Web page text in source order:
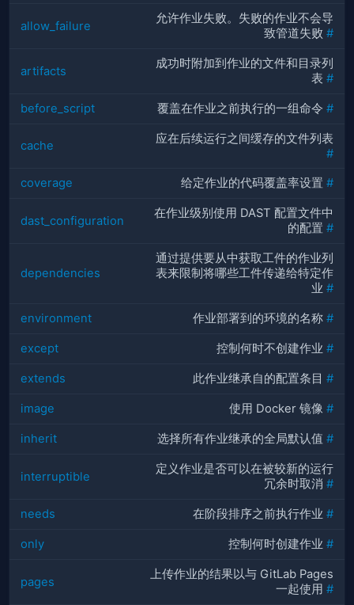
allow_failure
允许作业失败。失败的作业不会导
致管道失败 #
artifacts
成功时附加到作业的文件和目录列
表 #
before_script 覆盖在作业之前执行的一组命令 #
cache
应在后续运行之间缓存的文件列表
#
coverage 给定作业的代码覆盖率设置 #
dast_configuration
在作业级别使用 DAST 配置文件中
的配置 #
dependencies
通过提供要从中获取工件的作业列
表来限制将哪些工件传递给特定作
业 #
environment 作业部署到的环境的名称 #
except 控制何时不创建作业 #
extends 此作业继承自的配置条目 #
image 使用 Docker 镜像 #
inherit 选择所有作业继承的全局默认值 #
interruptible
定义作业是否可以在被较新的运行
冗余时取消 #
needs 在阶段排序之前执行作业 #
only 控制何时创建作业 #
pages
上传作业的结果以与 GitLab Pages
一起使用 #